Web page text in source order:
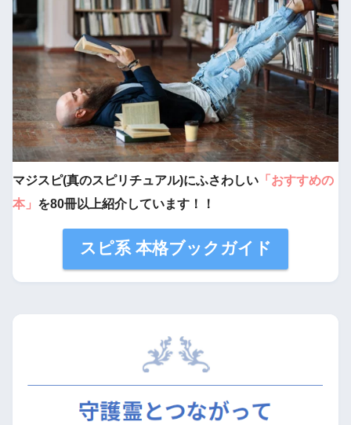
マジスピ(真のスピリチュアル)にふさわしい 「おすすめの
本」 を80冊以上紹介しています！！
スピ系 本格ブックガイド